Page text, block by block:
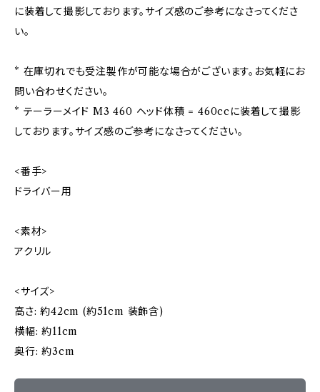
に装着して撮影しております。サイズ感のご参考になさってくださ
い。
* 在庫切れでも受注製作が可能な場合がございます。お気軽にお
問い合わせください。
* テーラーメイド M3 460 ヘッド体積 = 460ccに装着して撮影
しております。サイズ感のご参考になさってください。
<番手>
ドライバー用
<素材>
アクリル
<サイズ>
高さ: 約42cm (約51cm 装飾含)
横幅: 約11cm
奥行: 約3cm